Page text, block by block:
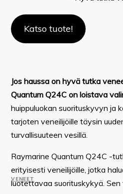
VENEET
Katso tuote!
Jos haussa on hyvä tutka
Quantum Q24C on loistava
huippuluokan suorituskyvyn ja
tarjoten veneilijöille täysin
turvallisuuteen vesillä.
Raymarine Quantum Q24C -
erityisesti veneilijöille, jotka
luotettavaa suorituskykyä.